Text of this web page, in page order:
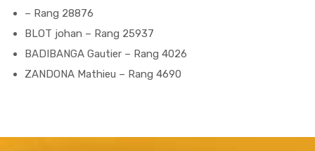
– Rang 28876
BLOT johan – Rang 25937
BADIBANGA Gautier – Rang 4026
ZANDONA Mathieu – Rang 4690